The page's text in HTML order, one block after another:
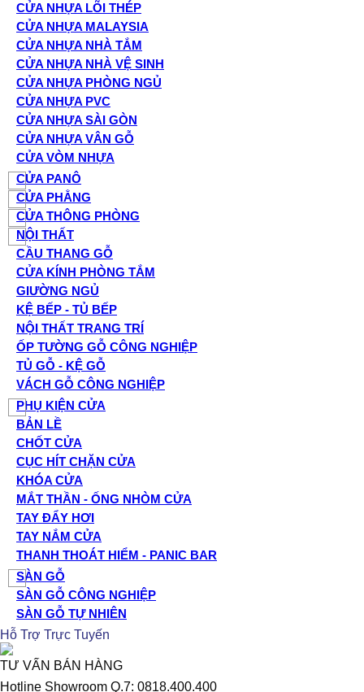
CỬA NHỰA LÕI THÉP
CỬA NHỰA MALAYSIA
CỬA NHỰA NHÀ TẮM
CỬA NHỰA NHÀ VỆ SINH
CỬA NHỰA PHÒNG NGỦ
CỬA NHỰA PVC
CỬA NHỰA SÀI GÒN
CỬA NHỰA VÂN GỖ
CỬA VÒM NHỰA
CỬA PANÔ
CỬA PHẲNG
CỬA THÔNG PHÒNG
NỘI THẤT
CẦU THANG GỖ
CỬA KÍNH PHÒNG TẮM
GIƯỜNG NGỦ
KỆ BẾP - TỦ BẾP
NỘI THẤT TRANG TRÍ
ỐP TƯỜNG GỖ CÔNG NGHIỆP
TỦ GỖ - KỆ GỖ
VÁCH GỖ CÔNG NGHIỆP
PHỤ KIỆN CỬA
BẢN LỀ
CHỐT CỬA
CỤC HÍT CHẶN CỬA
KHÓA CỬA
MẮT THẦN - ỐNG NHÒM CỬA
TAY ĐẨY HƠI
TAY NẮM CỬA
THANH THOÁT HIỂM - PANIC BAR
SÀN GỖ
SÀN GỖ CÔNG NGHIỆP
SÀN GỖ TỰ NHIÊN
Hỗ Trợ Trực Tuyến
TƯ VẤN BÁN HÀNG
Hotline Showroom Q.7: 0818.400.400